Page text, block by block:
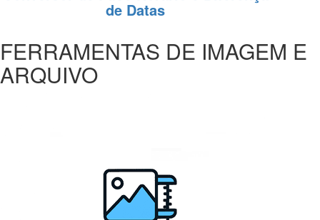
de Datas
FERRAMENTAS DE IMAGEM E
ARQUIVO